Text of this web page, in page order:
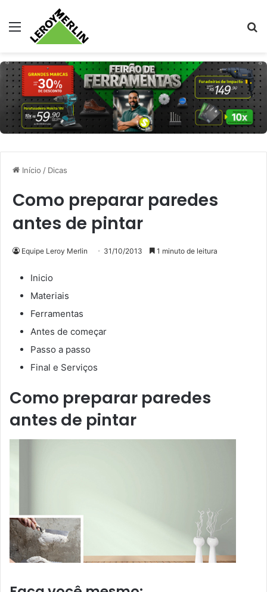
Menu
Início / Dicas
Como preparar paredes
antes de pintar
Equipe Leroy Merlin 31/10/2013 1 minuto de leitura
Inicio
Materiais
Ferramentas
Antes de começar
Passo a passo
Final e Serviços
Como preparar paredes
antes de pintar